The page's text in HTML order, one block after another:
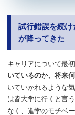
試行錯誤を続
が降ってきた
キャリアについて最
いているのか、将来
いていかれるような
は皆大学に行くと言
なく、進学のモチベ